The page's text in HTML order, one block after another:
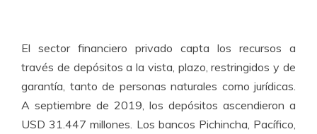
El sector financiero privado capta los recursos a
través de depósitos a la vista, plazo, restringidos y de
garantía, tanto de personas naturales como jurídicas.
A septiembre de 2019, los depósitos ascendieron a
USD 31.447 millones. Los bancos Pichincha, Pacífico,